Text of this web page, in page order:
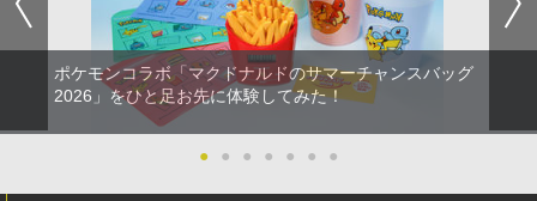
Nintendo Switch 2(日本語・国内専用)
￥56,068
【純正品】ディスクドライブ(CFI-ZDD1
J) PlayStation 5
￥11,849
3
【純正品】Xbox ワイヤレス コントロー
ラー (カーボンブラック)
【Amazon.co.jp限定】劇場版モノノ怪
第三章 蛇神 (Amazon.co.jp限定オリジ
ナル三方背収納ケース付きコレクション)
(オリジナル特典:オリジナル巾着＋メー
り来たる！スタジオ描き下ろしイラスト
Nintendo Switch2 ケース EVA キャリン
グケース 耐衝撃 大容量収納 Switch 保護
ームカード
【特典】グランド・セフト・オートVI
(コードインボックス版、配送日：2026
年11月12日、プレイ開始日：2026年11
月19日)(【初回購入封入特典】ヴィンテ
ージ・バイスシティパック)
ポケモンコラボ「マクドナルドのサマーチャンスバッグ
2026」をひと足お先に体験してみた！
● ● ● ● ● ● ●